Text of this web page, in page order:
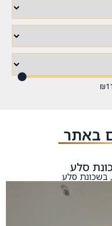
₪
באתר
בשכונת סלע